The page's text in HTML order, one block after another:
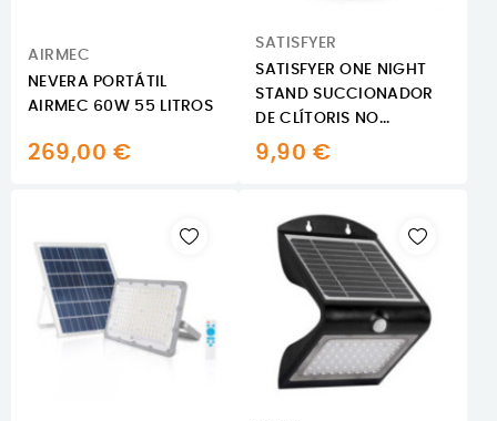
AIRMEC
NEVERA PORTÁTIL
AIRMEC 60W 55 LITROS
269,00 €
SATISFYER
SATISFYER ONE NIGHT
STAND SUCCIONADOR
DE CLÍTORIS NO...
9,90 €